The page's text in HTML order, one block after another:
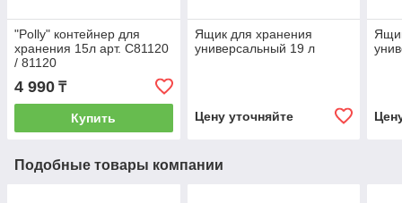
"Polly" контейнер для
хранения 15л арт. С81120
/ 81120
4 990 ₸
Купить
Ящик для хранения
универсальный 19 л
Цену уточняйте
Подобные товары компании